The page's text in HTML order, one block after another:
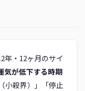
年・12ヶ月のサイ
気が低下する時期
小殺界）」「停止